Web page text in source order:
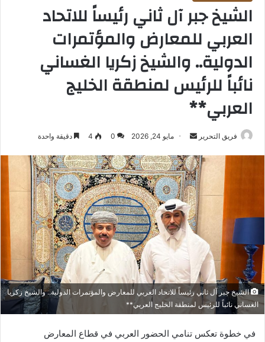
الشيخ جبر آل ثاني رئيساً للاتحاد
العربي للمعارض والمؤتمرات
الدولية.. والشيخ زكريا الغساني
نائباً للرئيس لمنطقة الخليج
العربي**
فريق التحرير
أرسل
إلكترونيا
مايو 24, 2026 0
4 دقيقة واحدة
الشيخ جبر آل ثاني رئيساً للاتحاد العربي للمعارض والمؤتمرات الدولية.. والشيخ زكريا
الغساني نائباً للرئيس لمنطقة الخليج العربي**
في خطوة تعكس تنامي الحضور العربي في قطاع المعارض